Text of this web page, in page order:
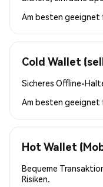
Am besten geeignet
Cold Wallet
Sicheres Offline-
Am besten geeignet
Hot Wallet
Bequeme
Risiken.